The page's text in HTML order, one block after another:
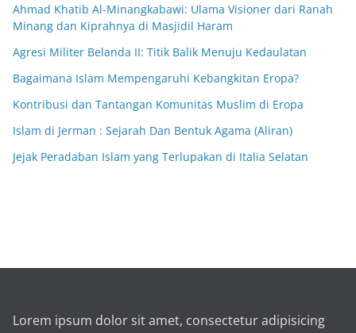
Ahmad Khatib Al-Minangkabawi: Ulama Visioner dari Ranah
Minang dan Kiprahnya di Masjidil Haram
Agresi Militer Belanda II: Titik Balik Menuju Kedaulatan
Bagaimana Islam Mempengaruhi Kebangkitan Eropa?
Kontribusi dan Tantangan Komunitas Muslim di Eropa
Islam di Jerman : Sejarah Dan Bentuk Agama (Aliran)
Jejak Peradaban Islam yang Terlupakan di Italia Selatan
Lorem ipsum dolor sit amet, consectetur adipisicing